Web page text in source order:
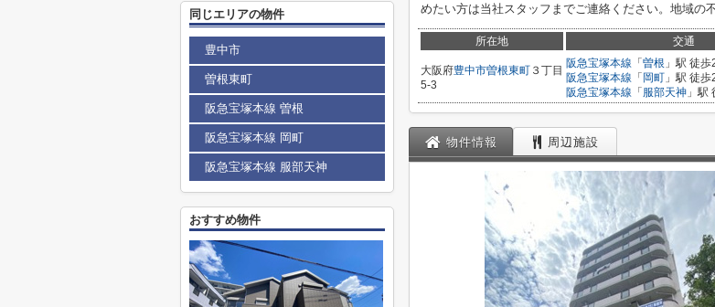
めたい方は当社スタッフまでご連絡ください。地域の
所在地 交通
大阪府豊中市曽根東町 ３丁目
5-3
阪急宝塚本線 「 曽根 」駅 徒歩
阪急宝塚本線 「 岡町 」駅 徒
阪急宝塚本線 「 服部天神 」駅
物件情報 周辺施設
同じエリアの物件
豊中市
曽根東町
阪急宝塚本線 曽根
阪急宝塚本線 岡町
阪急宝塚本線 服部天神
おすすめ物件